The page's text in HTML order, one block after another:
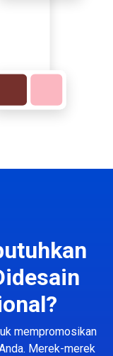
mempromosikan
Merek-merek